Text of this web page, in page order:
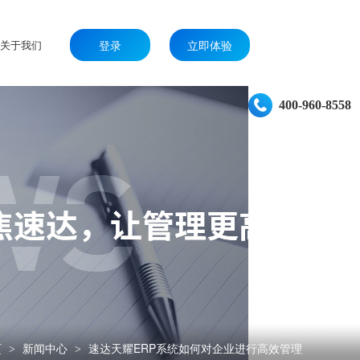
关于我们 登录 立即体验
400-960-8558
> 新闻中心 > 速达天耀ERP系统如何对企业进行高效管理